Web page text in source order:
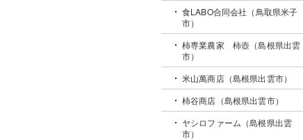
食LABO合同会社（鳥取県米子
市）
柿専業農家 柿壺（島根県出雲
市）
米山萬商店（島根県出雲市）
柿谷商店（島根県出雲市）
ヤシロファーム（島根県出雲
市）